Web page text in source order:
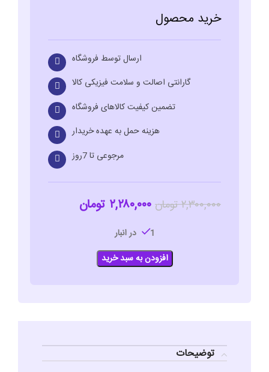
خرید محصول
ارسال توسط فروشگاه
گارانتی اصالت و سلامت فیزیکی کالا
تضمین کیفیت کالاهای فروشگاه
هزینه حمل به عهده خریدار
مرجوعی تا 7روز
۲,۳۰۰,۰۰۰تومان ۲,۲۸۰,۰۰۰ تومان
1 در انبار
افزودن به سبد خرید
توضیحات